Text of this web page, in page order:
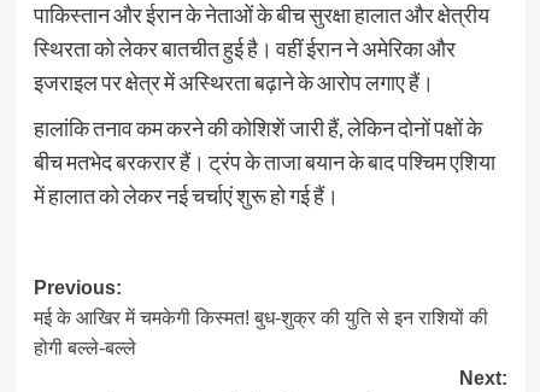
पाकिस्तान और ईरान के नेताओं के बीच सुरक्षा हालात और क्षेत्रीय
स्थिरता को लेकर बातचीत हुई है। वहीं ईरान ने अमेरिका और
इजराइल पर क्षेत्र में अस्थिरता बढ़ाने के आरोप लगाए हैं।
हालांकि तनाव कम करने की कोशिशें जारी हैं, लेकिन दोनों पक्षों के
बीच मतभेद बरकरार हैं। ट्रंप के ताजा बयान के बाद पश्चिम एशिया
में हालात को लेकर नई चर्चाएं शुरू हो गई हैं।
Post
navigation
Previous:
मई के आखिर में चमकेगी किस्मत! बुध-शुक्र की युति से इन राशियों की
होगी बल्ले-बल्ले
Next: